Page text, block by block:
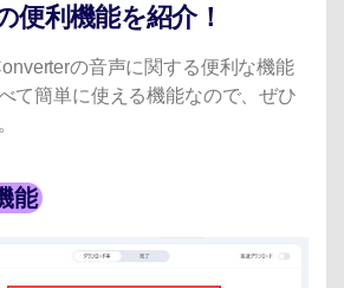
便利機能を紹介！
の音声に関する便利な機能
て簡単に使える機能なので、ぜひ
能